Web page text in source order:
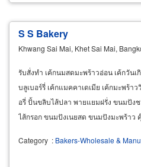
S S Bakery
Khwang Sai Mai, Khet Sai Mai,
รับสั่งทำ เค้กนมสดมะพร้าวอ่อน เค้กวัน
บลูเบอร์รี่ เค้กแมคคาเดเมีย เค้กมะพร้า
อรี่ ปั้นขลิบไส้ปลา พายแยมฝรั่ง ขนมปัง
ไส้กรอก ขนมปังเนยสด ขนมปังมะพร้าว
Category : Bakers-Wholesale &